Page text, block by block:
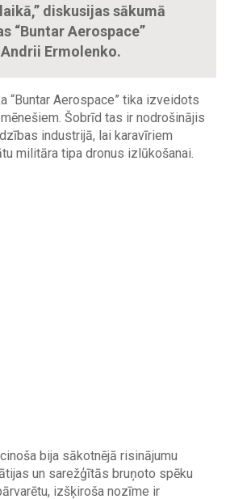
diskusijas sākumā
“Buntar Aerospace”
Ermolenko.
“Buntar Aerospace” tika izveidots
Šobrīd tas ir nodrošinājis
industrijā, lai karavīriem
militāra tipa dronus izlūkošanai.
bija sākotnējā risinājumu
un sarežģītās bruņoto spēku
izšķiroša nozīme ir